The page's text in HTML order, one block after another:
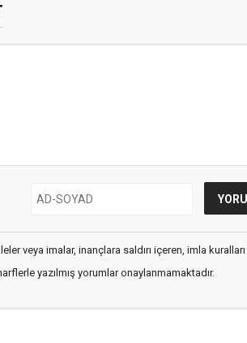
veya imalar, inançlara saldırı içeren, imla
yazılmış yorumlar onaylanmamaktadır.